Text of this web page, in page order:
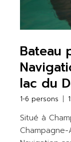
Bateau
lac du
1-6 persons
Situé à